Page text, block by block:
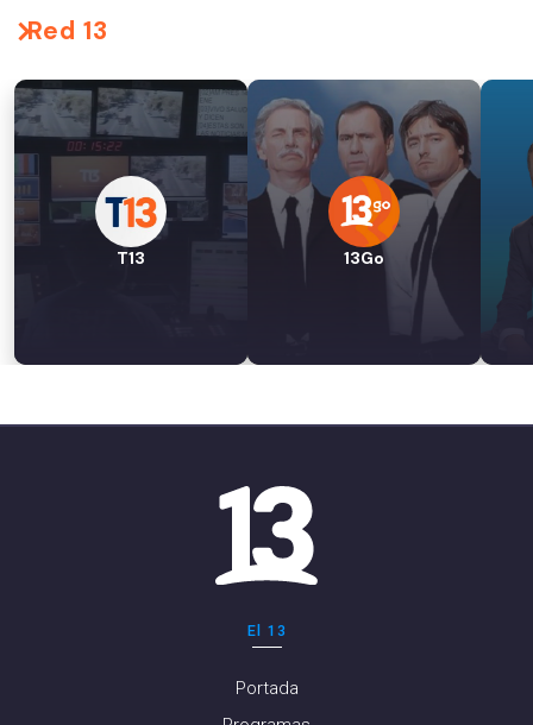
Red 13
T13 13Go
El 13
Portada